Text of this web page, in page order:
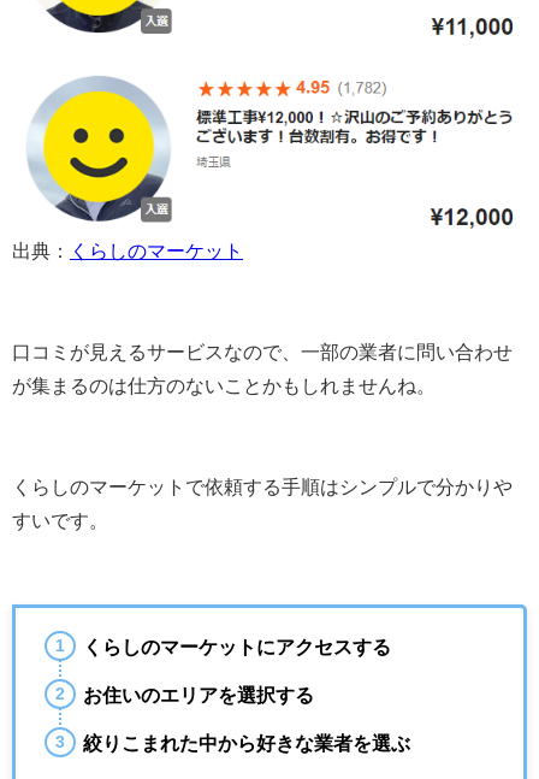
出典： くらしのマーケット
口コミが見えるサービスなので、一部の業者に問い合わせ
が集まるのは仕方のないことかもしれませんね。
くらしのマーケットで依頼する手順はシンプルで分かりや
すいです。
くらしのマーケットにアクセスする
お住いのエリアを選択する
絞りこまれた中から好きな業者を選ぶ